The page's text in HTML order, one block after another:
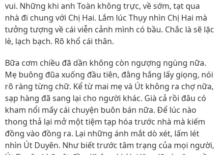
vui. Những khi anh Toàn không trực, về sớm, tạt qua
nhà đi chung với Chị Hai. Lắm lúc Thụy nhìn Chị Hai mà
tưởng tượng về cái viễn cảnh mình có bầu. Chắc là sẽ lặc
lè, lạch bạch. Rõ khổ cái thân.
Bữa cơm chiều đã dần không còn ngượng ngùng nữa.
Mẹ buông đũa xuống đầu tiên, đằng hắng lấy giọng, nói
rõ ràng từng chữ. Kể từ mai mẹ và Út không ra chợ nữa,
sạp hàng đã sang lại cho người khác. Già cả rồi đâu có
kham nổi mấy cái chuyện buôn bán nữa. Để lúc nào
thong thả lại mở một tiệm tạp hóa trước nhà mà kiếm
đồng vào đồng ra. Lại những ánh mắt dò xét, lấm lét
nhìn Út Duyên. Như biết trước tâm trạng của mọi người,